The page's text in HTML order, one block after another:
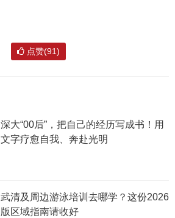
点赞(91)
深大“00后”，把自己的经历写成书！用
文字疗愈自我、奔赴光明
武清及周边游泳培训去哪学？这份2026
版区域指南请收好